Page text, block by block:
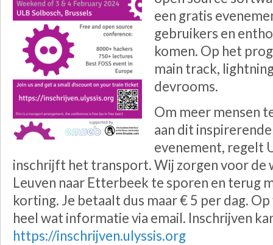
een gratis
gebruikers en
komen. Op het
main track,
devrooms.
Om meer mensen
aan dit
evenement, regelt
inschrijft het transport. Wij zorgen voor de
Leuven naar Etterbeek te sporen en terug
korting. Je betaalt dus maar € 5 per dag.
heel wat informatie via email. Inschrijven
https://inschrijven.ulyssis.org